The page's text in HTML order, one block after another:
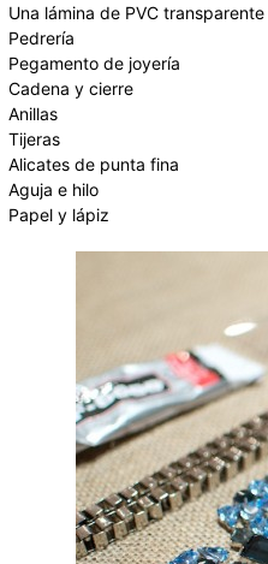
Una lámina de PVC transparente
Pedrería
Pegamento de joyería
Cadena y cierre
Anillas
Tijeras
Alicates de punta fina
Aguja e hilo
Papel y lápiz